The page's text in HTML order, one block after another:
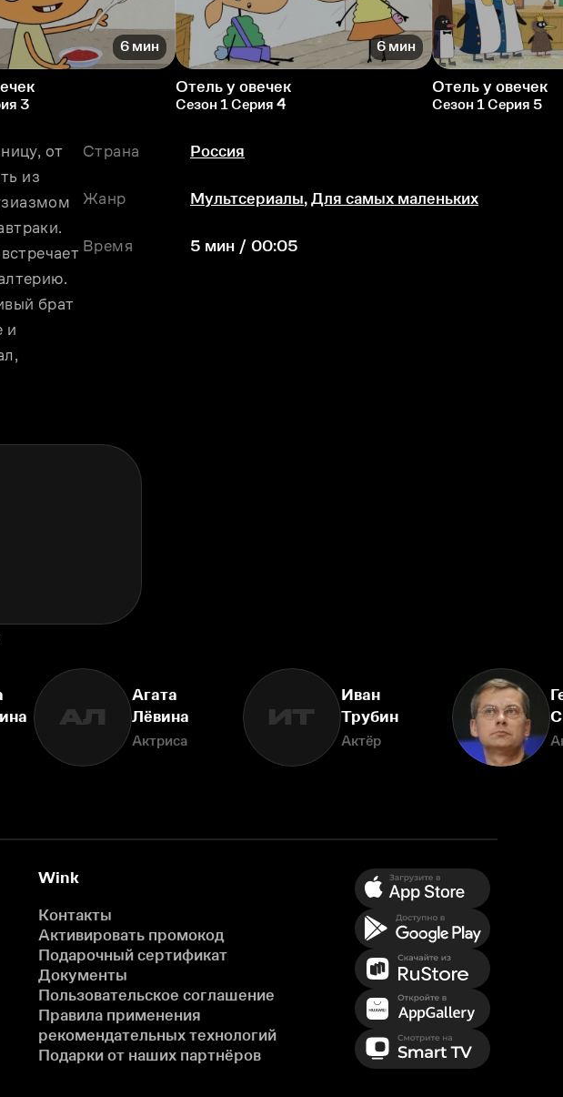
6 мин
3
6 мин
Отель у овечек
Сезон 1 Серия 4
Отель у овечек
Сезон 1 Серия 5
от
из
брат
и
Страна Россия
Жанр Мультсериалы, Для самых маленьких
Время 5 мин / 00:05
АЛ
Агата
Лёвина
Актриса
ИТ
Иван
Трубин
Актёр
Wink
Контакты
Активировать промокод
Подарочный сертификат
Документы
Пользовательское соглашение
Правила применения
рекомендательных технологий
Подарки от наших партнёров